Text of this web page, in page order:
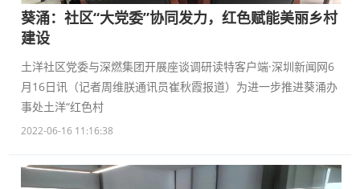
葵涌：社区“大党委”协同发力，红色赋能美丽乡村
建设
土洋社区党委与深燃集团开展座谈调研读特客户端·深圳新闻网6
月16日讯（记者周维朕通讯员崔秋霞报道）为进一步推进葵涌办
事处土洋“红色村
2022-06-16 11:16:38